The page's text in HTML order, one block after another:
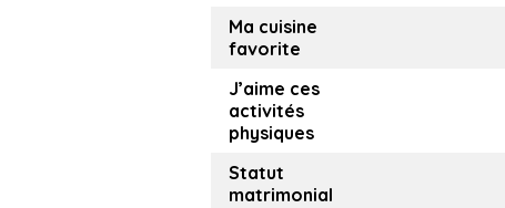
Ma cuisine
favorite
J’aime ces
activités
physiques
Statut
matrimonial